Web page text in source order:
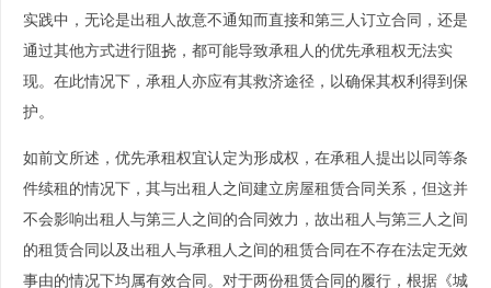
实践中，无论是出租人故意不通知而直接和第三人订立合同，还是
通过其他方式进行阻挠，都可能导致承租人的优先承租权无法实
现。在此情况下，承租人亦应有其救济途径，以确保其权利得到保
护。
如前文所述，优先承租权宜认定为形成权，在承租人提出以同等条
件续租的情况下，其与出租人之间建立房屋租赁合同关系，但这并
不会影响出租人与第三人之间的合同效力，故出租人与第三人之间
的租赁合同以及出租人与承租人之间的租赁合同在不存在法定无效
事由的情况下均属有效合同。对于两份租赁合同的履行，根据《城